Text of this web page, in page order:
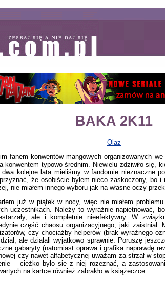
BAKA 2K11
Olaz
fanem konwentów mangowych organizowanych
konwentem typowo średnim. Niewielu zdziwiło się,
kolejne lata mieliśmy w fandomie nieznaczne
że osobiście byłem nieco zaskoczony, bo
nie miałem innego wyboru jak na własne oczy
już w piątek w nocy, więc nie miałem
uczestnikach. Należy to wyraźnie napiętnować,
ale i kompletnie nieefektywny. W
część chaosu organizacyjnego, jaki
czy chociażby helperów (brak wyraźnego
ale działali wyjątkowo sprawnie. Poruszę
gabaryty (natomiast oprawa i grafika naprawdę
czy nawet alfabetycznej uważam za strzał w
– ciężko było się z niej rozeznać, a
na kartce również zabrakło w książeczce.